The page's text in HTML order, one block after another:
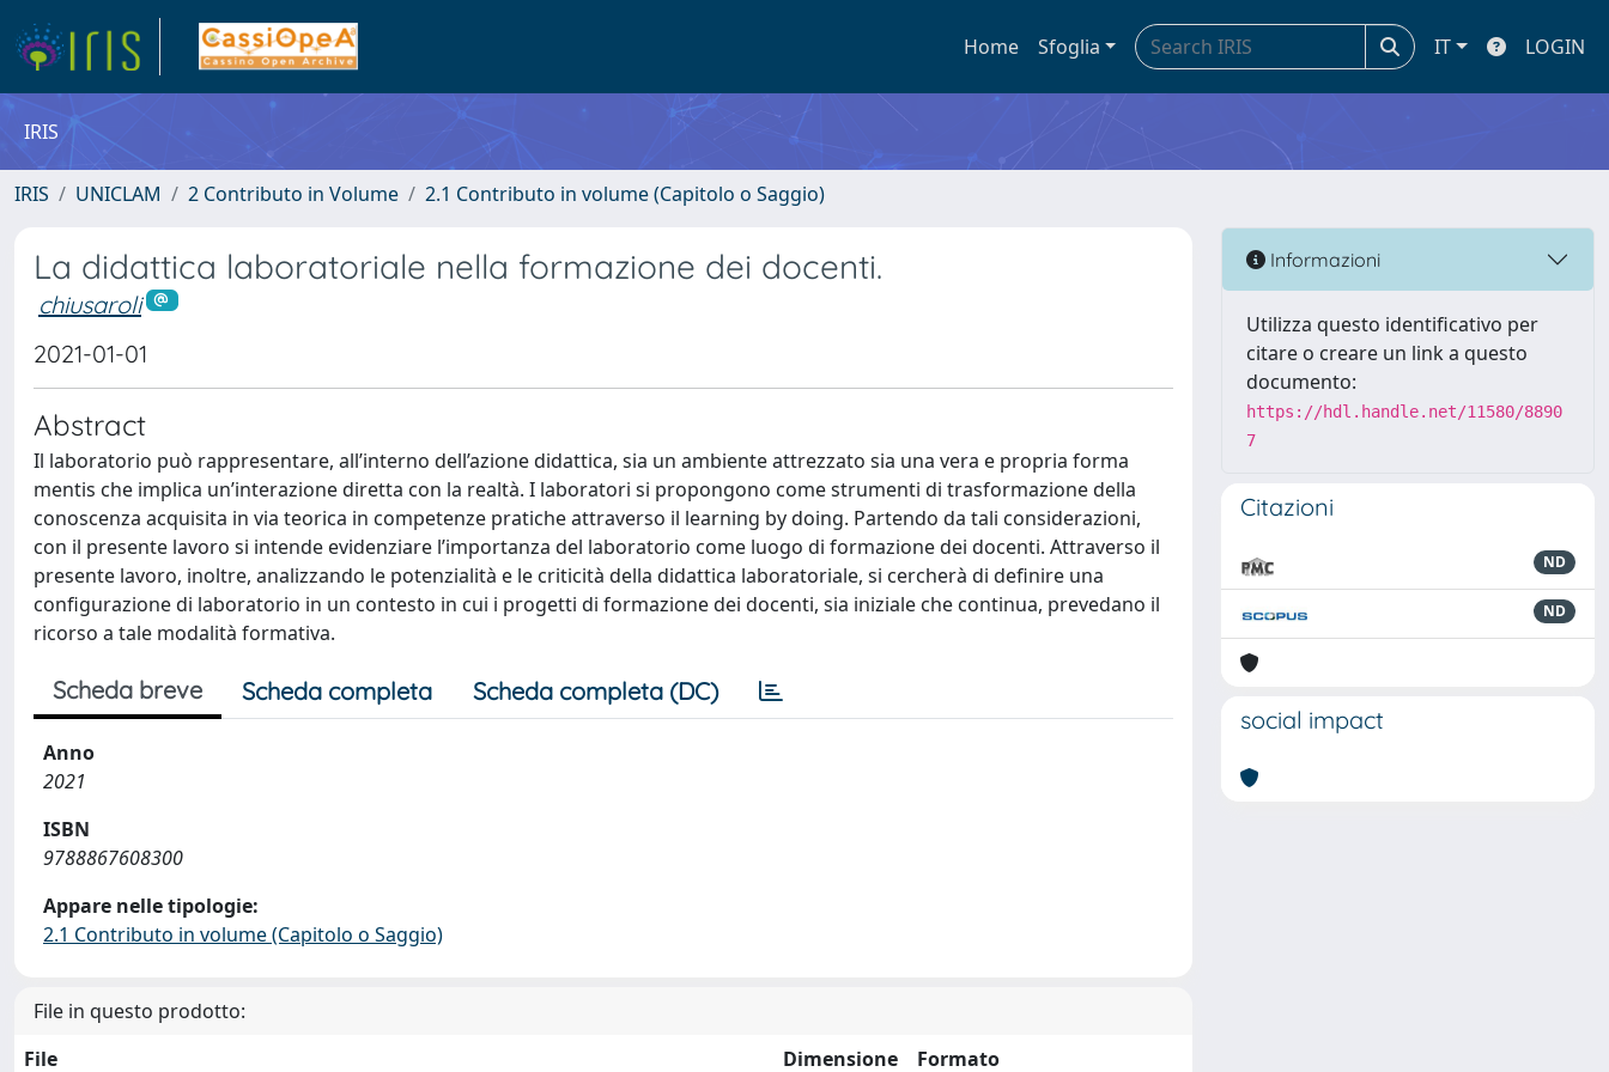
Home Sfoglia IT LOGIN
IRIS
IRIS UNICLAM 2 Contributo in Volume 2.1 Contributo in volume (Capitolo o Saggio)
La didattica laboratoriale nella formazione dei docenti.
chiusaroli
2021-01-01
Abstract
Il laboratorio può rappresentare, all’interno dell’azione didattica, sia un ambiente attrezzato sia una vera e propria forma
mentis che implica un’interazione diretta con la realtà. I laboratori si propongono come strumenti di trasformazione della
conoscenza acquisita in via teorica in competenze pratiche attraverso il learning by doing. Partendo da tali considerazioni,
con il presente lavoro si intende evidenziare l’importanza del laboratorio come luogo di formazione dei docenti. Attraverso il
presente lavoro, inoltre, analizzando le potenzialità e le criticità della didattica laboratoriale, si cercherà di definire una
configurazione di laboratorio in un contesto in cui i progetti di formazione dei docenti, sia iniziale che continua, prevedano il
ricorso a tale modalità formativa.
Scheda breve Scheda completa Scheda completa (DC)
Anno
2021
ISBN
9788867608300
Appare nelle tipologie:
2.1 Contributo in volume (Capitolo o Saggio)
File in questo prodotto:
File
Dimensione Formato
Informazioni
Utilizza questo identificativo per
citare o creare un link a questo
documento:
https://hdl.handle.net/11580/8890
7
Citazioni
ND
ND
social impact